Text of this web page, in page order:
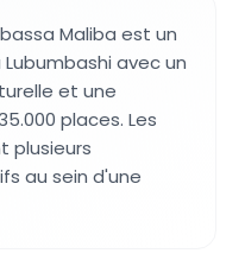
Maliba est un
avec un
et une
places. Les
plusieurs
au sein d'une